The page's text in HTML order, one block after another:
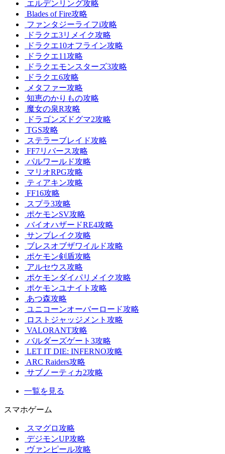
エルデンリング攻略
Blades of Fire攻略
ファンタジーライフi攻略
ドラクエ3リメイク攻略
ドラクエ10オフライン攻略
ドラクエ11攻略
ドラクエモンスターズ3攻略
ドラクエ6攻略
メタファー攻略
知恵のかりもの攻略
魔女の泉R攻略
ドラゴンズドグマ2攻略
TGS攻略
ステラーブレイド攻略
FF7リバース攻略
パルワールド攻略
マリオRPG攻略
ティアキン攻略
FF16攻略
スプラ3攻略
ポケモンSV攻略
バイオハザードRE4攻略
サンブレイク攻略
ブレスオブザワイルド攻略
ポケモン剣盾攻略
アルセウス攻略
ポケモンダイパリメイク攻略
ポケモンユナイト攻略
あつ森攻略
ユニコーンオーバーロード攻略
ロストジャッジメント攻略
VALORANT攻略
バルダーズゲート3攻略
LET IT DIE: INFERNO攻略
ARC Raiders攻略
サブノーティカ2攻略
一覧を見る
スマホゲーム
スマグロ攻略
デジモンUP攻略
ヴァンピール攻略